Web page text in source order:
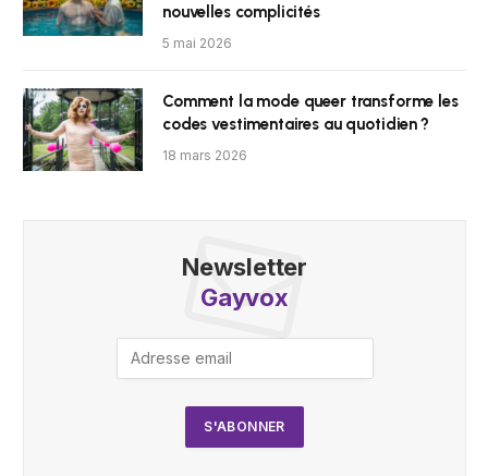
nouvelles complicités
5 mai 2026
Comment la mode queer transforme les
codes vestimentaires au quotidien ?
18 mars 2026
Newsletter
Gayvox